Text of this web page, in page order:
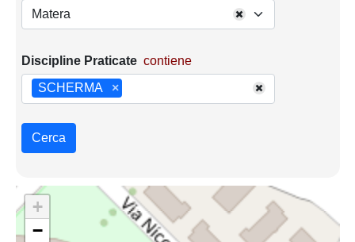
Matera
Discipline Praticate contiene
×
SCHERMA
Cerca
+
−